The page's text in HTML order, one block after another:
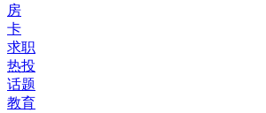
房
卡
求职
热投
话题
教育